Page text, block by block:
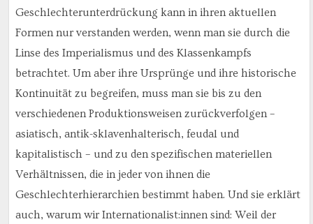
Geschlechterunterdrückung kann in ihren aktuellen
Formen nur verstanden werden, wenn man sie durch die
Linse des Imperialismus und des Klassenkampfs
betrachtet. Um aber ihre Ursprünge und ihre historische
Kontinuität zu begreifen, muss man sie bis zu den
verschiedenen Produktionsweisen zurückverfolgen –
asiatisch, antik-sklavenhalterisch, feudal und
kapitalistisch – und zu den spezifischen materiellen
Verhältnissen, die in jeder von ihnen die
Geschlechterhierarchien bestimmt haben. Und sie erklärt
auch, warum wir Internationalist:innen sind: Weil der